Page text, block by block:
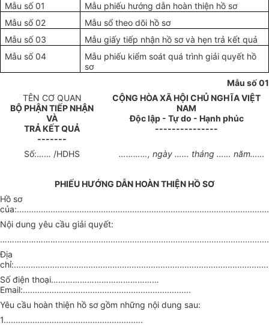
Mẫu số 01
Mẫu phiếu hướng dẫn hoàn thiện hồ sơ
Mẫu số 02
Mẫu sổ theo dõi hồ sơ
Mẫu số 03
Mẫu giấy tiếp nhận hồ sơ và hẹn trả kết quả
Mẫu số 04
Mẫu phiếu kiểm soát quá trình giải quyết hồ
sơ
Mẫu số 01
TÊN CƠ QUAN
BỘ PHẬN TIẾP NHẬN
VÀ
TRẢ KẾT QUẢ
-------
CỘNG HÒA XÃ HỘI CHỦ NGHĨA VIỆT
NAM
Độc lập - Tự do - Hạnh phúc
---------------
Số:…… /HDHS …………, ngày …… tháng …… năm……
PHIẾU HƯỚNG DẪN HOÀN THIỆN HỒ SƠ
Hồ sơ
Nội dung yêu cầu giải quyết:
Địa
Số điện thoại………………………………………
Email:......................................................................
Yêu cầu hoàn thiện hồ sơ gồm những nội dung sau:
1..........................................................